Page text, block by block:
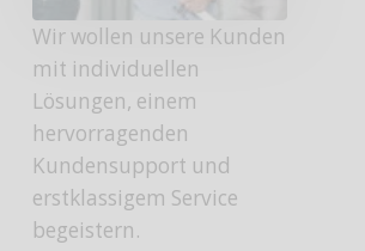
Wir wollen unsere Kunden
mit individuellen
Lösungen, einem
hervorragenden
Kundensupport und
erstklassigem Service
begeistern.